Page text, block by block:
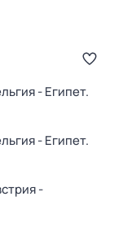
- Египет.
- Египет.
-